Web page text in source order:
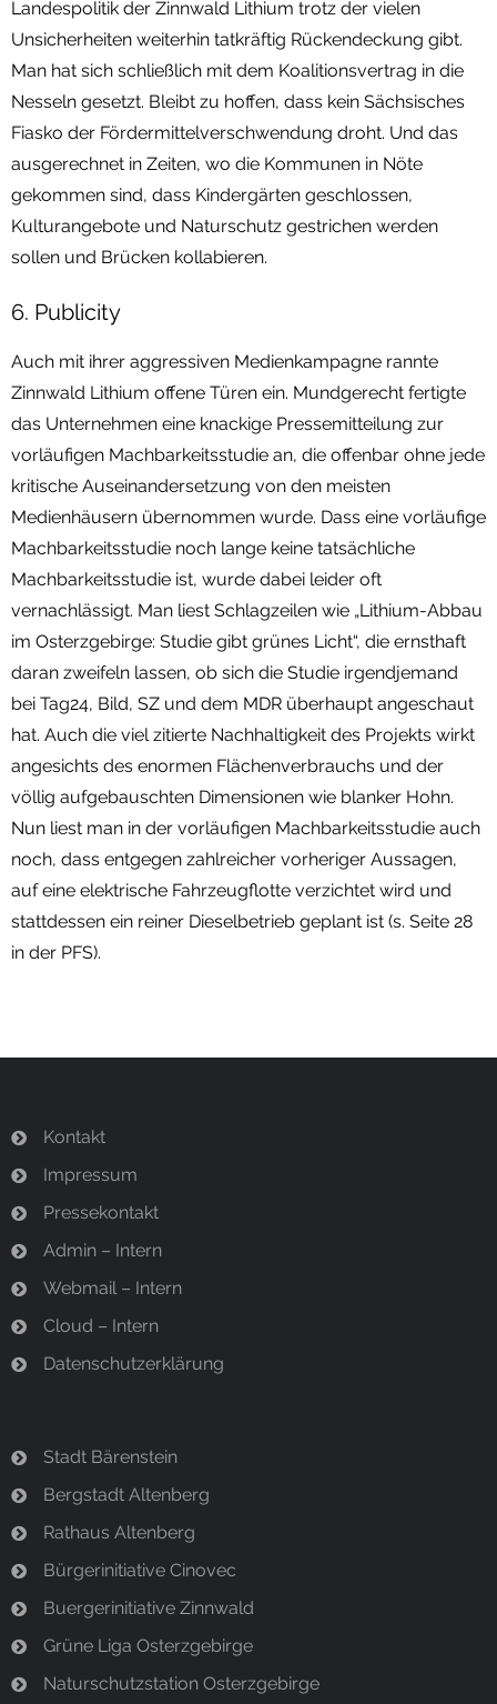
Landespolitik der Zinnwald Lithium trotz der vielen
Unsicherheiten weiterhin tatkräftig Rückendeckung gibt.
Man hat sich schließlich mit dem Koalitionsvertrag in die
Nesseln gesetzt. Bleibt zu hoffen, dass kein Sächsisches
Fiasko der Fördermittelverschwendung droht. Und das
ausgerechnet in Zeiten, wo die Kommunen in Nöte
gekommen sind, dass Kindergärten geschlossen,
Kulturangebote und Naturschutz gestrichen werden
sollen und Brücken kollabieren.
6. Publicity
Auch mit ihrer aggressiven Medienkampagne rannte
Zinnwald Lithium offene Türen ein. Mundgerecht fertigte
das Unternehmen eine knackige Pressemitteilung zur
vorläufigen Machbarkeitsstudie an, die offenbar ohne jede
kritische Auseinandersetzung von den meisten
Medienhäusern übernommen wurde. Dass eine vorläufige
Machbarkeitsstudie noch lange keine tatsächliche
Machbarkeitsstudie ist, wurde dabei leider oft
vernachlässigt. Man liest Schlagzeilen wie „Lithium-Abbau
im Osterzgebirge: Studie gibt grünes Licht“, die ernsthaft
daran zweifeln lassen, ob sich die Studie irgendjemand
bei Tag24, Bild, SZ und dem MDR überhaupt angeschaut
hat. Auch die viel zitierte Nachhaltigkeit des Projekts wirkt
angesichts des enormen Flächenverbrauchs und der
völlig aufgebauschten Dimensionen wie blanker Hohn.
Nun liest man in der vorläufigen Machbarkeitsstudie auch
noch, dass entgegen zahlreicher vorheriger Aussagen,
auf eine elektrische Fahrzeugflotte verzichtet wird und
stattdessen ein reiner Dieselbetrieb geplant ist (s. Seite 28
in der PFS).
Kontakt
Impressum
Pressekontakt
Admin – Intern
Webmail – Intern
Cloud – Intern
Datenschutzerklärung
Stadt Bärenstein
Bergstadt Altenberg
Rathaus Altenberg
Bürgerinitiative Cinovec
Buergerinitiative Zinnwald
Grüne Liga Osterzgebirge
Naturschutzstation Osterzgebirge